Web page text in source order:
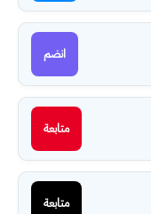
انضم
متابعة
متابعة